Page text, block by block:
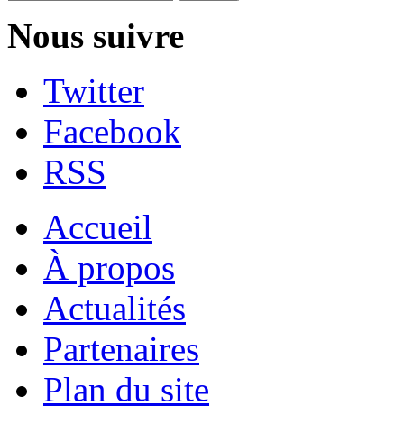
Nous suivre
Twitter
Facebook
RSS
Accueil
À propos
Actualités
Partenaires
Plan du site